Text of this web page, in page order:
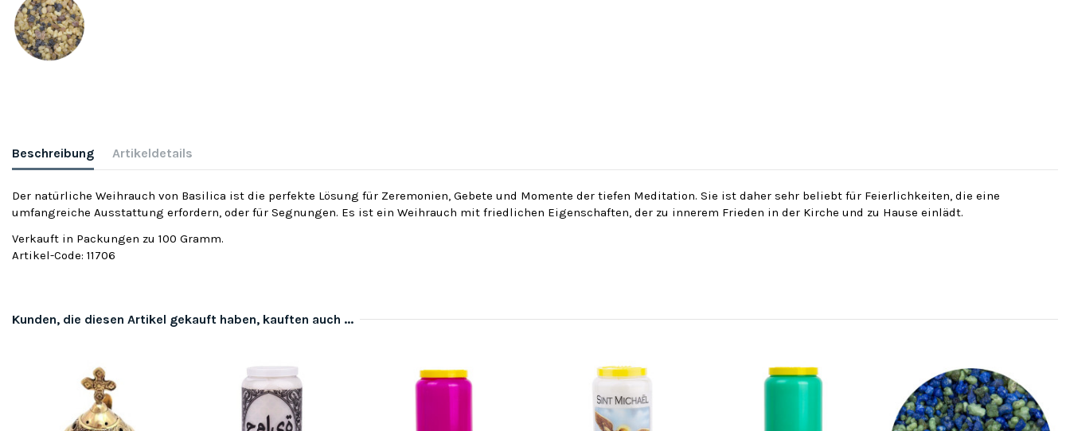
Beschreibung Artikeldetails
Der natürliche Weihrauch von Basilica ist die perfekte Lösung für Zeremonien, Gebete und Momente der tiefen Meditation. Sie ist daher sehr beliebt für Feierlichkeiten, die eine
umfangreiche Ausstattung erfordern, oder für Segnungen. Es ist ein Weihrauch mit friedlichen Eigenschaften, der zu innerem Frieden in der Kirche und zu Hause einlädt.
Verkauft in Packungen zu 100 Gramm.
Artikel-Code: 11706
Kunden, die diesen Artikel gekauft haben, kauften auch ...